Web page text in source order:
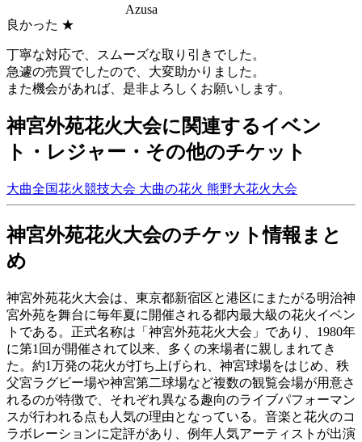
Azusa
良かった ★
丁寧な対応で、スムーズな取り引きでした。
急遽の売買でしたので、大変助かりました。
また機会があれば、是非よろしくお願いします。
神宮外苑花火大会に関連するイベン
ト・レジャー・その他のチケット
大曲全国花火競技大会 大曲の花火 熊野大花火大会
神宮外苑花火大会のチケット情報まと
め
神宮外苑花火大会は、東京都新宿区と港区にまたがる明治神
宮外苑を舞台に毎年夏に開催される都内最大級の花火イベン
トである。正式名称は「神宮外苑花火大会」であり、1980年
に第1回が開催されて以来、多くの来場者に親しまれてき
た。約1万発の花火が打ち上げられ、神宮球場をはじめ、秩
父宮ラグビー場や神宮第二球場など複数の観覧会場が用意さ
れるのが特徴で、それぞれ異なる趣向のライブパフォーマン
スが行われる点も人気の理由となっている。音楽と花火のコ
ラボレーションに定評があり、例年人気アーティストが出演